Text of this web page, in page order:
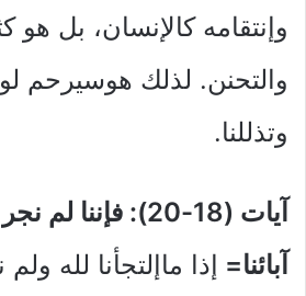
وإنتقامه كالإنسان، بل هو
والتحنن. لذلك هوسيرحم لو
وتذللنا.
آيات (18-20): فإننا
آبائنا= إذا ماإلتجأنا لله ولم